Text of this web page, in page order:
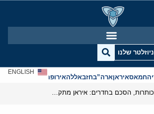
שלנו
חמאסאיראןארה”בחזבאללהאירופהאנטישמיות
ENGLISH